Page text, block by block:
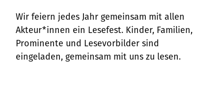
Wir feiern jedes Jahr gemeinsam mit allen
Akteur*innen ein Lesefest. Kinder, Familien,
Prominente und Lesevorbilder sind
eingeladen, gemeinsam mit uns zu lesen.